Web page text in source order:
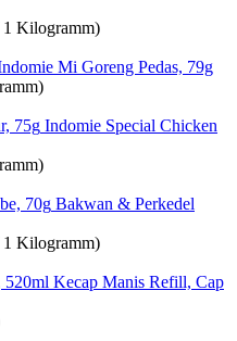
Kilogramm)
Mi Goreng Pedas, 79g
Indomie Special Chicken
Bakwan & Perkedel
Kilogramm)
Kecap Manis Refill, Cap